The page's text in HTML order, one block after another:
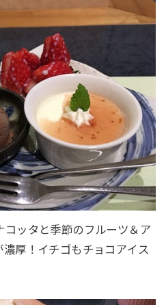
ッタと季節のフルーツ＆ア
厚！イチゴもチョコアイス